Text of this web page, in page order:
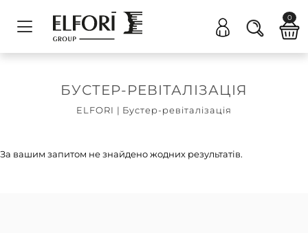
0
БУСТЕР-РЕВІТАЛІЗАЦІЯ
ELFORI | Бустер-ревіталізація
За вашим запитом не знайдено жодних результатів.